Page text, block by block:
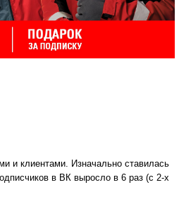
и клиентами. Изначально ставилась
в ВК выросло в 6 раз (с 2-х